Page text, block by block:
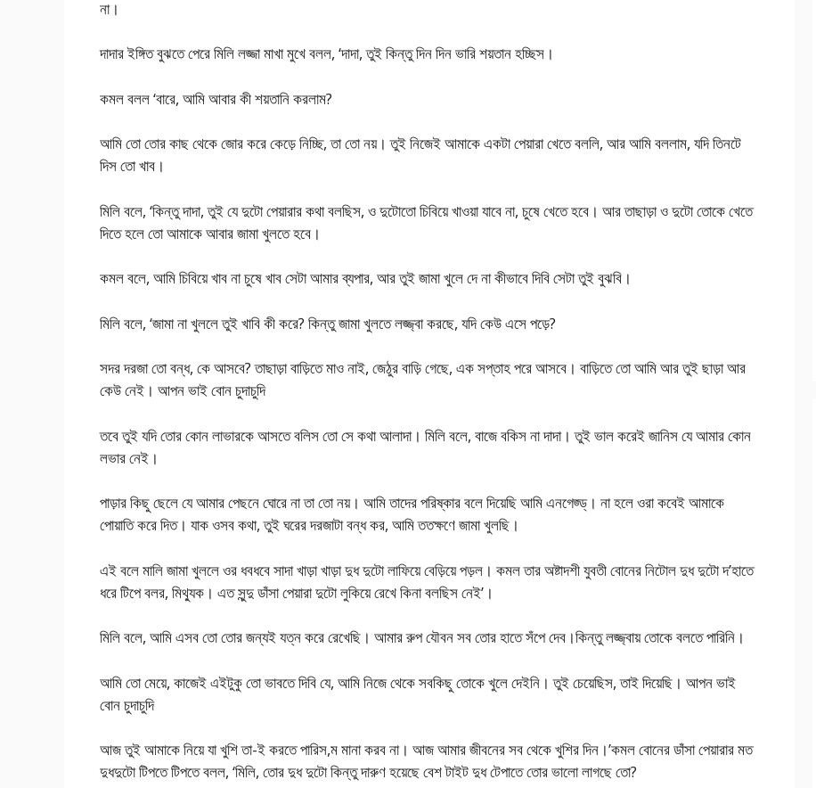
না।
দাদার ইঙ্গিত বুঝতে পেরে মিলি লজ্জা মাখা মুখে বলল, ‘দাদা, তুই কিন্তু দিন দিন ভারি শয়তান হচ্ছিস।
কমল বলল ‘বারে, আমি আবার কী শয়তানি করলাম?
আমি তো তোর কাছ থেকে জোর করে কেড়ে নিচ্ছি, তা তো নয়। তুই নিজেই আমাকে একটা পেয়ারা খেতে বললি, আর আমি বললাম, যদি তিনটে
দিস তো খাব।
মিলি বলে, ‘কিন্তু দাদা, তুই যে দুটো পেয়ারার কথা বলছিস, ও দুটোতো চিবিয়ে খাওয়া যাবে না, চুষে খেতে হবে। আর তাছাড়া ও দুটো তোকে খেতে
দিতে হলে তো আমাকে আবার জামা খুলতে হবে।
কমল বলে, আমি চিবিয়ে খাব না চুষে খাব সেটা আমার ব্যপার, আর তুই জামা খুলে দে না কীভাবে দিবি সেটা তুই বুঝবি।
মিলি বলে, ‘জামা না খুললে তুই খাবি কী করে? কিন্তু জামা খুলতে লজ্জ্বা করছে, যদি কেউ এসে পড়ে?
সদর দরজা তো বন্ধ, কে আসবে? তাছাড়া বাড়িতে মাও নাই, জেঠুর বাড়ি গেছে, এক সপ্তাহ পরে আসবে। বাড়িতে তো আমি আর তুই ছাড়া আর
কেউ নেই। আপন ভাই বোন চুদাচুদি
তবে তুই যদি তোর কোন লাভারকে আসতে বলিস তো সে কথা আলাদা। মিলি বলে, বাজে বকিস না দাদা। তুই ভাল করেই জানিস যে আমার কোন
লভার নেই।
পাড়ার কিছু ছেলে যে আমার পেছনে ঘোরে না তা তো নয়। আমি তাদের পরিষ্কার বলে দিয়েছি আমি এনগেজ্ড্। না হলে ওরা কবেই আমাকে
পোয়াতি করে দিত। যাক ওসব কথা, তুই ঘরের দরজাটা বন্ধ কর, আমি ততক্ষণে জামা খুলছি।
এই বলে মালি জামা খুললে ওর ধবধবে সাদা খাড়া খাড়া দুধ দুটো লাফিয়ে বেড়িয়ে পড়ল। কমল তার অষ্টাদশী যুবতী বোনের নিটোল দুধ দুটো দ’হাতে
ধরে টিপে বলর, মিথ্যুক। এত সুন্দু ডাঁসা পেয়ারা দুটো লুকিয়ে রেখে কিনা বলছিস নেই’।
মিলি বলে, আমি এসব তো তোর জন্যই যত্ন করে রেখেছি। আমার রুপ যৌবন সব তোর হাতে সঁপে দেব।কিন্তু লজ্জ্বায় তোকে বলতে পারিনি।
আমি তো মেয়ে, কাজেই এইটুকু তো ভাবতে দিবি যে, আমি নিজে থেকে সবকিছু তোকে খুলে দেইনি। তুই চেয়েছিস, তাই দিয়েছি। আপন ভাই
বোন চুদাচুদি
আজ তুই আমাকে নিয়ে যা খুশি তা-ই করতে পারিস,ম মানা করব না। আজ আমার জীবনের সব থেকে খুশির দিন।’কমল বোনের ডাঁসা পেয়ারার মত
দুধদুটো টিপতে টিপতে বলল, ‘মিলি, তোর দুধ দুটো কিন্তু দারুণ হয়েছে বেশ টাইট দুধ টেপাতে তোর ভালো লাগছে তো?